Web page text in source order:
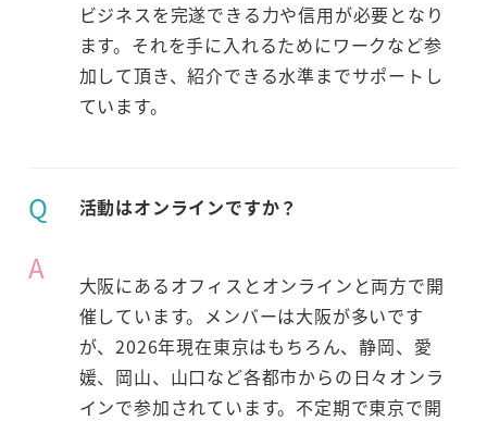
ビジネスを完遂できる力や信用が必要となり
ます。それを手に入れるためにワークなど参
加して頂き、紹介できる水準までサポートし
ています。
Q 活動はオンラインですか？
A
大阪にあるオフィスとオンラインと両方で開
催しています。メンバーは大阪が多いです
が、2026年現在東京はもちろん、静岡、愛
媛、岡山、山口など各都市からの日々オンラ
インで参加されています。不定期で東京で開